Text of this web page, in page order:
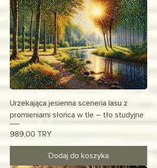
Urzekająca jesienna sceneria lasu z
promieniami słońca w tle – tło studyjne
Cena
989,00 TRY
Dodaj do koszyka